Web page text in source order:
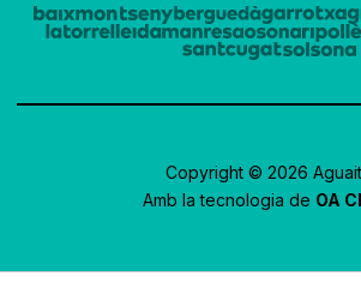
Copyright © 2026
Amb la tecnologia de OA